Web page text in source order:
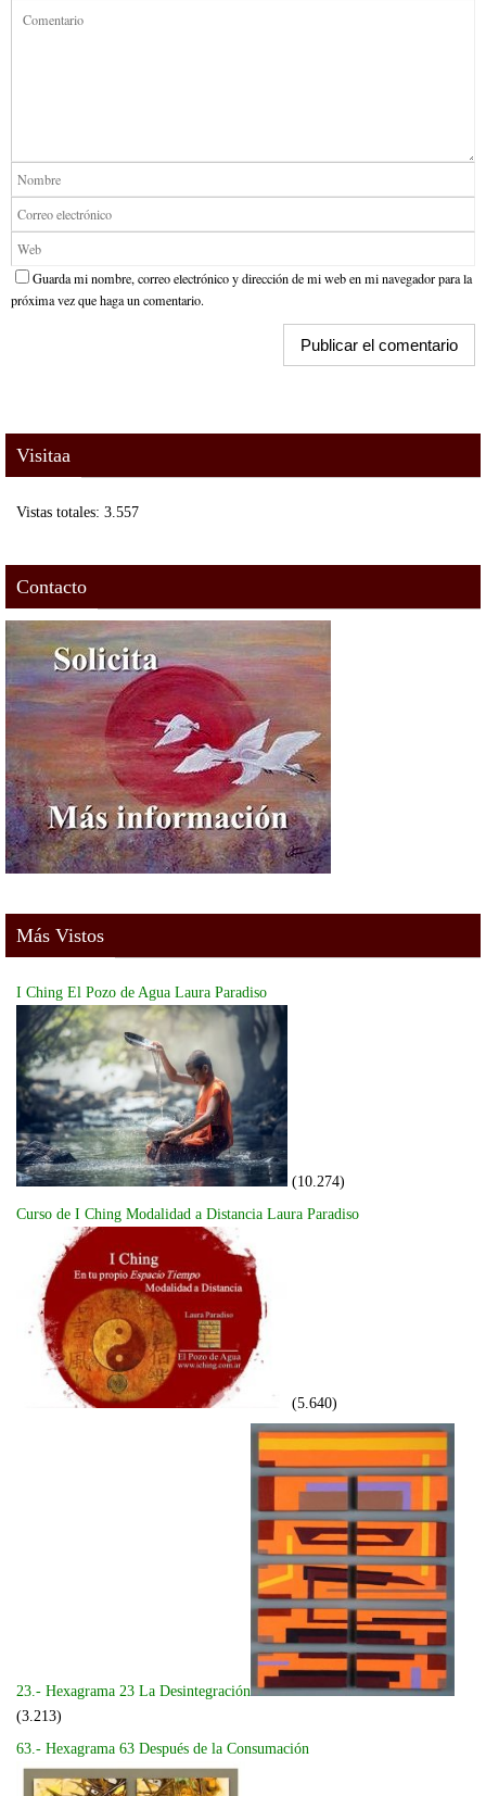
Guarda mi nombre, correo electrónico y dirección de mi web en mi navegador para la
próxima vez que haga un comentario.
Visitaa
Vistas totales: 3.557
Contacto
Más Vistos
I Ching El Pozo de Agua Laura Paradiso
(10.274)
Curso de I Ching Modalidad a Distancia Laura Paradiso
(5.640)
23.- Hexagrama 23 La Desintegración
(3.213)
63.- Hexagrama 63 Después de la Consumación